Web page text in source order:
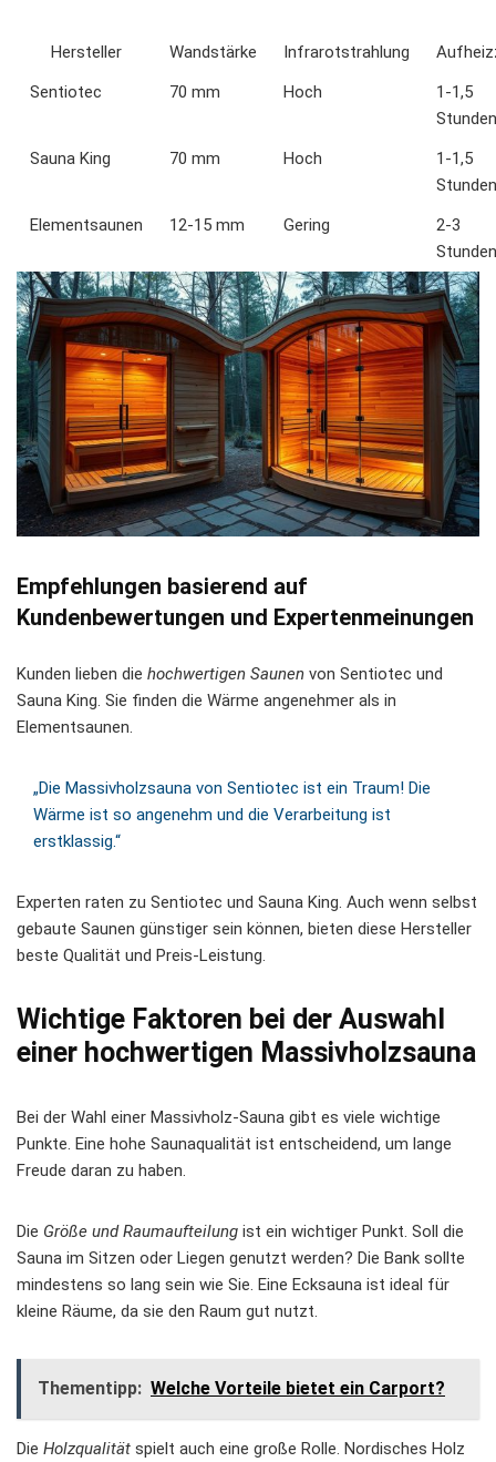
Hersteller Wandstärke Infrarotstrahlung
Sentiotec
70 mm Hoch
1-1,5
Stunden
Sauna King
70 mm Hoch
1-1,5
Stunden
Elementsaunen
12-15 mm Gering
2-3
Stunden
Empfehlungen basierend auf
Kundenbewertungen und Expertenmeinungen
Kunden lieben die hochwertigen Saunen von Sentiotec und
Sauna King. Sie finden die Wärme angenehmer als in
Elementsaunen.
„Die Massivholzsauna von Sentiotec ist ein Traum! Die
Wärme ist so angenehm und die Verarbeitung ist
erstklassig.“
Experten raten zu Sentiotec und Sauna King. Auch wenn selbst
gebaute Saunen günstiger sein können, bieten diese Hersteller
beste Qualität und Preis-Leistung.
Wichtige Faktoren bei der Auswahl
einer hochwertigen Massivholzsauna
Bei der Wahl einer Massivholz-Sauna gibt es viele wichtige
Punkte. Eine hohe Saunaqualität ist entscheidend, um lange
Freude daran zu haben.
Die Größe und Raumaufteilung ist ein wichtiger Punkt. Soll die
Sauna im Sitzen oder Liegen genutzt werden? Die Bank sollte
mindestens so lang sein wie Sie. Eine Ecksauna ist ideal für
kleine Räume, da sie den Raum gut nutzt.
Thementipp: Welche Vorteile bietet ein Carport?
Die Holzqualität spielt auch eine große Rolle. Nordisches Holz